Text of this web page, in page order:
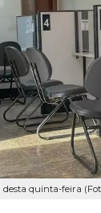
quinta-feira